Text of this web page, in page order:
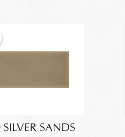
SILVER SANDS